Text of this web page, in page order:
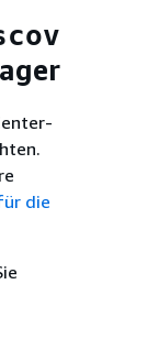
die